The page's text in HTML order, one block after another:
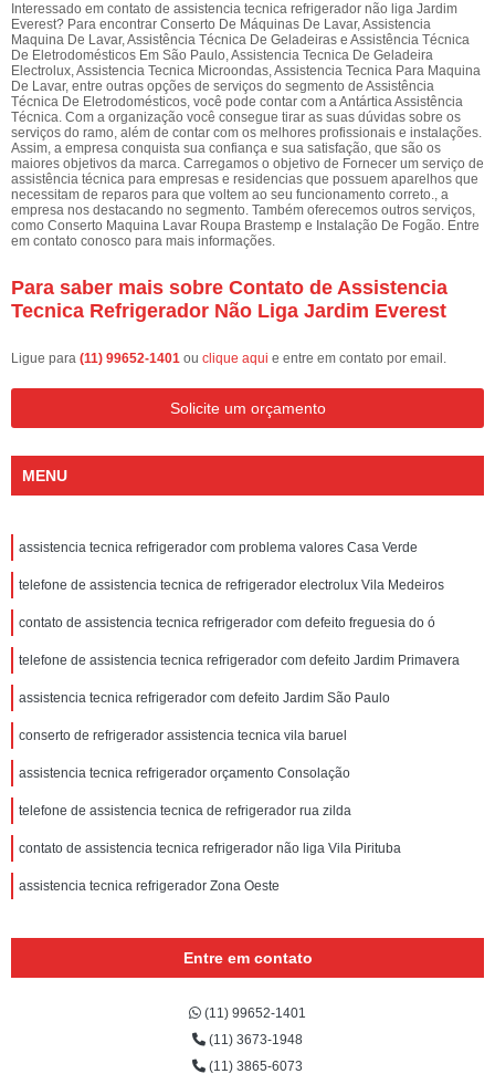
Interessado em contato de assistencia tecnica refrigerador não liga Jardim
Everest? Para encontrar Conserto De Máquinas De Lavar, Assistencia
Maquina De Lavar, Assistência Técnica De Geladeiras e Assistência Técnica
De Eletrodomésticos Em São Paulo, Assistencia Tecnica De Geladeira
Electrolux, Assistencia Tecnica Microondas, Assistencia Tecnica Para Maquina
De Lavar, entre outras opções de serviços do segmento de Assistência
Técnica De Eletrodomésticos, você pode contar com a Antártica Assistência
Técnica. Com a organização você consegue tirar as suas dúvidas sobre os
serviços do ramo, além de contar com os melhores profissionais e instalações.
Assim, a empresa conquista sua confiança e sua satisfação, que são os
maiores objetivos da marca. Carregamos o objetivo de Fornecer um serviço de
assistência técnica para empresas e residencias que possuem aparelhos que
necessitam de reparos para que voltem ao seu funcionamento correto., a
empresa nos destacando no segmento. Também oferecemos outros serviços,
como Conserto Maquina Lavar Roupa Brastemp e Instalação De Fogão. Entre
em contato conosco para mais informações.
Para saber mais sobre Contato de Assistencia
Tecnica Refrigerador Não Liga Jardim Everest
Ligue para (11) 99652-1401 ou clique aqui e entre em contato por email.
Solicite um orçamento
MENU
assistencia tecnica refrigerador com problema valores Casa Verde
telefone de assistencia tecnica de refrigerador electrolux Vila Medeiros
contato de assistencia tecnica refrigerador com defeito freguesia do ó
telefone de assistencia tecnica refrigerador com defeito Jardim Primavera
assistencia tecnica refrigerador com defeito Jardim São Paulo
conserto de refrigerador assistencia tecnica vila baruel
assistencia tecnica refrigerador orçamento Consolação
telefone de assistencia tecnica de refrigerador rua zilda
contato de assistencia tecnica refrigerador não liga Vila Pirituba
assistencia tecnica refrigerador Zona Oeste
Entre em contato
(11) 99652-1401
(11) 3673-1948
(11) 3865-6073